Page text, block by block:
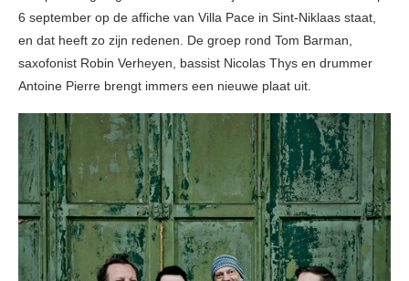
6 september op de affiche van Villa Pace in Sint-Niklaas staat,
en dat heeft zo zijn redenen. De groep rond Tom Barman,
saxofonist Robin Verheyen, bassist Nicolas Thys en drummer
Antoine Pierre brengt immers een nieuwe plaat uit.